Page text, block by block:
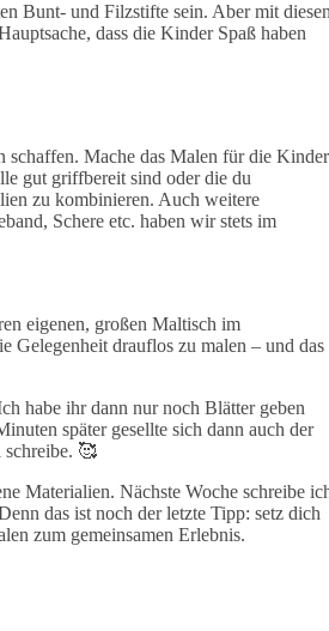
Bunt- und Filzstifte sein. Aber mit
dass die Kinder Spaß haben
schaffen. Mache das Malen für die Kinder
gut griffbereit sind oder die du
zu kombinieren. Auch weitere
Schere etc. haben wir stets im
eigenen, großen Maltisch im
Gelegenheit drauflos zu malen – und das
habe ihr dann nur noch Blätter geben
später gesellte sich dann auch der
schreibe. 🥰
Materialien. Nächste Woche schreibe
das ist noch der letzte Tipp: setz dich
zum gemeinsamen Erlebnis.